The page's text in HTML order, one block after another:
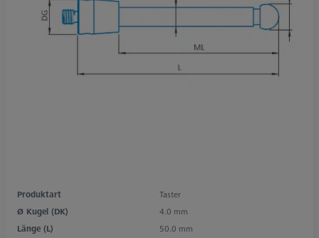
Produktart
Taster
Ø Kugel (DK)
4.0 mm
Länge (L)
50.0 mm